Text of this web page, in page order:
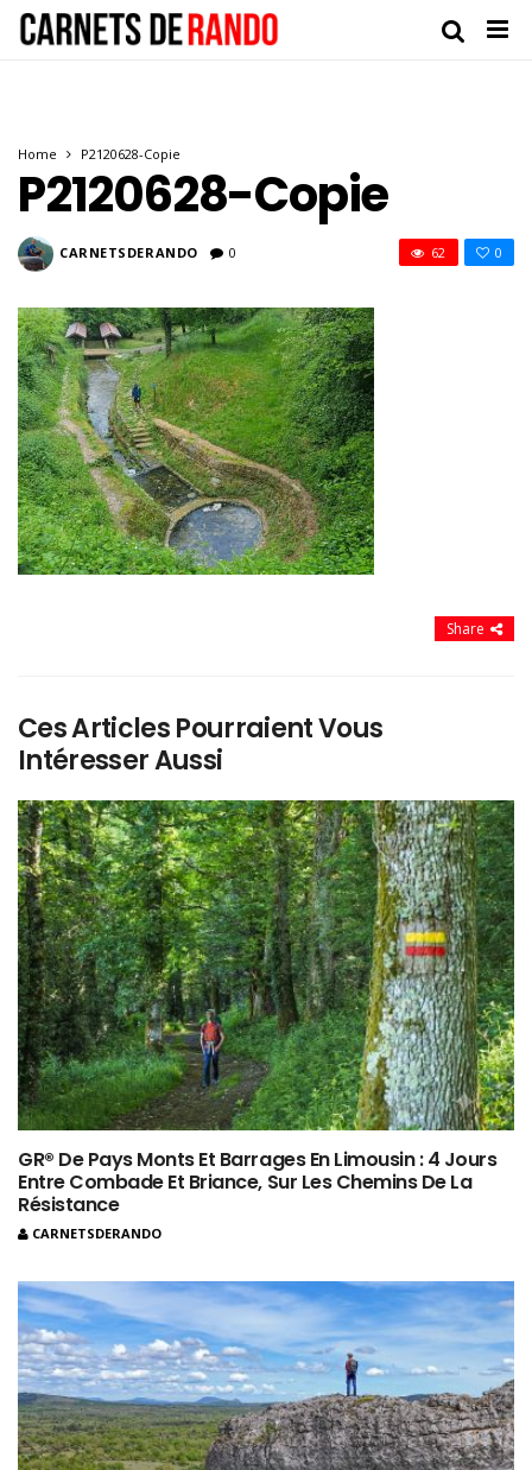
Home P2120628-Copie
P2120628-Copie
CARNETSDERANDO 0 0
62
Share
Ces Articles Pourraient Vous
Intéresser Aussi
GR® De Pays Monts Et Barrages En Limousin : 4 Jours
Entre Combade Et Briance, Sur Les Chemins De La
Résistance
CARNETSDERANDO